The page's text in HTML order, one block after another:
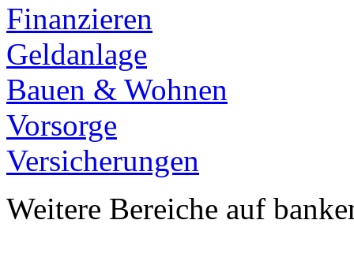
Finanzieren
Geldanlage
Bauen & Wohnen
Vorsorge
Versicherungen
Weitere Bereiche auf